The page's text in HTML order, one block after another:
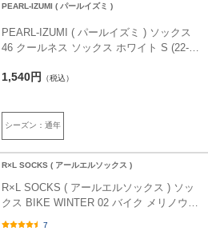
PEARL-IZUMI ( パールイズミ )
PEARL-IZUMI ( パールイズミ ) ソックス
46 クールネス ソックス ホワイト S (22-
1,540円 （税込）
シーズン：通年
R×L SOCKS ( アールエルソックス )
R×L SOCKS ( アールエルソックス ) ソッ
クス BIKE WINTER 02 バイク メリノウー
ルソックス ブラック M ( 24-26cm )
7